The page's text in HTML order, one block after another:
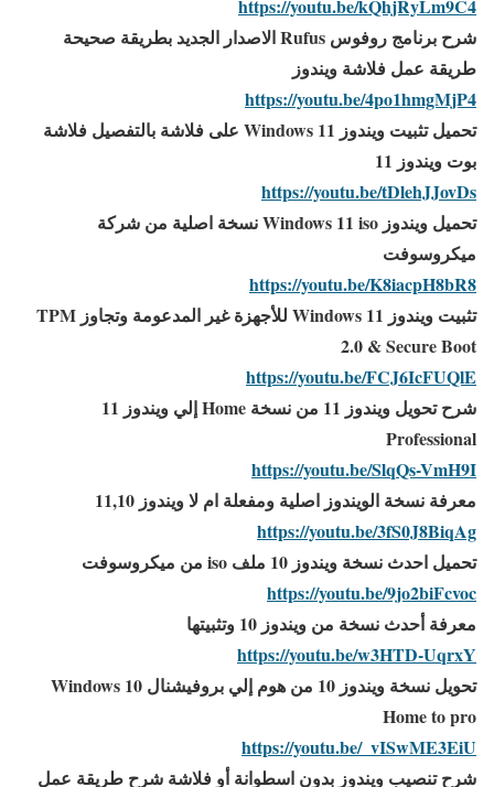
https://youtu.be/kQhjRyLm9C4
شرح برنامج روفوس Rufus الاصدار الجديد بطريقة صحيحة
طريقة عمل فلاشة ويندوز
https://youtu.be/4po1hmgMjP4
تحميل تثبيت ويندوز Windows 11 على فلاشة بالتفصيل فلاشة
بوت ويندوز 11
https://youtu.be/tDlehJJovDs
تحميل ويندوز Windows 11 iso نسخة اصلية من شركة
ميكروسوفت
https://youtu.be/K8iacpH8bR8
تثبيت ويندوز Windows 11 للأجهزة غير المدعومة وتجاوز TPM
2.0 & Secure Boot
https://youtu.be/FCJ6IcFUQlE
شرح تحويل ويندوز 11 من نسخة Home إلي ويندوز 11
Professional
https://youtu.be/SlqQs-VmH9I
معرفة نسخة الويندوز اصلية ومفعلة ام لا ويندوز 11,10
https://youtu.be/3fS0J8BiqAg
تحميل احدث نسخة ويندوز 10 ملف iso من ميكروسوفت
https://youtu.be/9jo2biFcvoc
معرفة أحدث نسخة من ويندوز 10 وتثبيتها
https://youtu.be/w3HTD-UqrxY
تحويل نسخة ويندوز 10 من هوم إلي بروفيشنال Windows 10
Home to pro
https://youtu.be/_vISwME3EiU
شرح تنصيب ويندوز بدون اسطوانة أو فلاشة شرح طريقة عمل